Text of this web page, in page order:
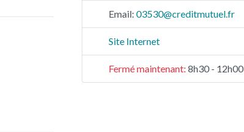
Email: 03530@creditmutuel.fr
Site Internet
Fermé maintenant: 8h30 - 12h00